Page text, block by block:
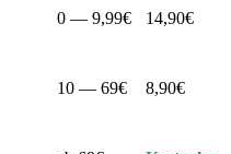
0 — 9,99€ 14,90€
10 — 69€ 8,90€